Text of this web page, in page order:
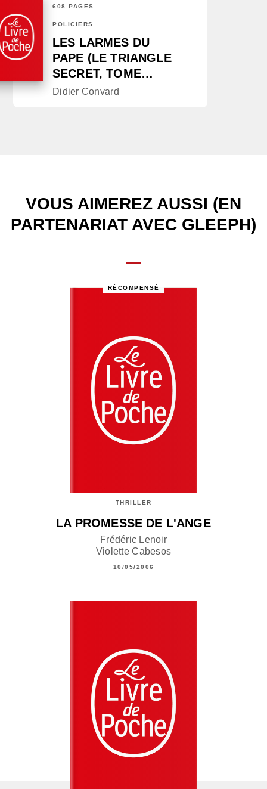
608 PAGES
POLICIERS
LES LARMES DU
PAPE (LE TRIANGLE
SECRET, TOME…
Didier Convard
VOUS AIMEREZ AUSSI (EN
PARTENARIAT AVEC GLEEPH)
RÉCOMPENSÉ
THRILLER
LA PROMESSE DE L'ANGE
Frédéric Lenoir
Violette Cabesos
10/05/2006